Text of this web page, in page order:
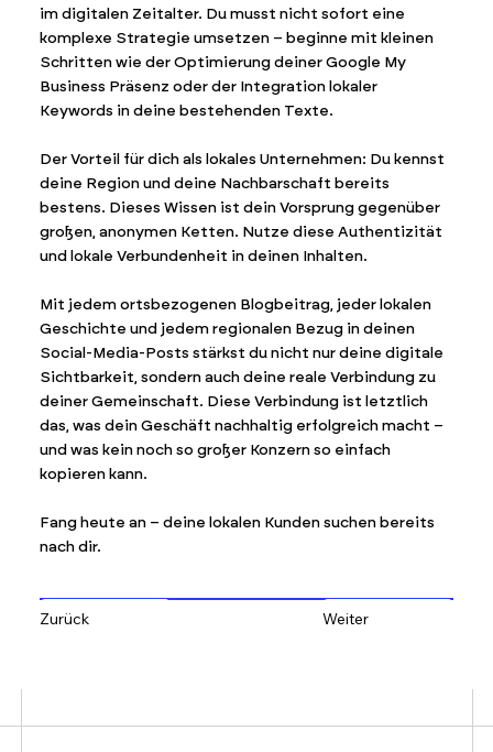
im digitalen Zeitalter. Du musst nicht sofort eine
komplexe Strategie umsetzen – beginne mit kleinen
Schritten wie der Optimierung deiner Google My
Business Präsenz oder der Integration lokaler
Keywords in deine bestehenden Texte.
Der Vorteil für dich als lokales Unternehmen: Du kennst
deine Region und deine Nachbarschaft bereits
bestens. Dieses Wissen ist dein Vorsprung gegenüber
großen, anonymen Ketten. Nutze diese Authentizität
und lokale Verbundenheit in deinen Inhalten.
Mit jedem ortsbezogenen Blogbeitrag, jeder lokalen
Geschichte und jedem regionalen Bezug in deinen
Social-Media-Posts stärkst du nicht nur deine digitale
Sichtbarkeit, sondern auch deine reale Verbindung zu
deiner Gemeinschaft. Diese Verbindung ist letztlich
das, was dein Geschäft nachhaltig erfolgreich macht –
und was kein noch so großer Konzern so einfach
kopieren kann.
Fang heute an – deine lokalen Kunden suchen bereits
nach dir.
Zurück Weiter